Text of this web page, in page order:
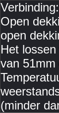
Open
open
Het
van 51mm
(minder